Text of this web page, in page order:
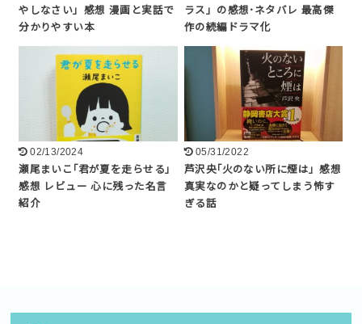
やしなさい」感想 漫画と実話で
分かりやすい本
ラス」の感想･ネタバレ 最高傑
作の続編ドラマ化
02/13/2024
瀬尾まいこ｢君が夏を走らせる｣
感想 レビュー 心に残った名言
紹介
05/31/2022
芦沢央｢火のない所に煙は」感想
真実なのかと疑ってしまう怖す
ぎる話